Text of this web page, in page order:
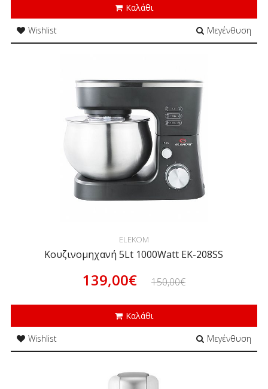
Καλάθι
Wishlist
Μεγένθυση
ELEKOM
Κουζινομηχανή 5Lt 1000Watt EK-208SS
139,00€ 150,00€
Καλάθι
Wishlist
Μεγένθυση